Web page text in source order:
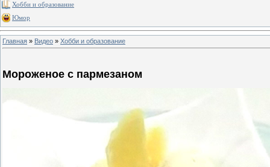
Хобби и образование
Юмор
Главная » Видео » Хобби и образование
Мороженое с пармезаном